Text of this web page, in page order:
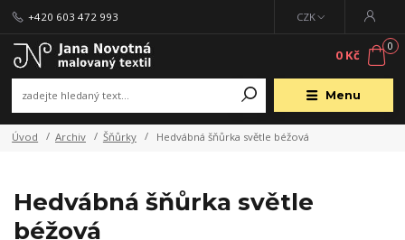
Menu
CZK
+420 603 472 993
0
0 Kč
Úvod Archiv Šňůrky Hedvábná šňůrka světle béžová
Hedvábná šňůrka světle
béžová